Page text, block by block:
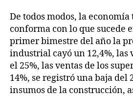
De todos modos, la economía
conforma con lo que sucede
primer bimestre del año la
industrial cayó un 12,4%, las
el 25%, las ventas de los
14%, se registró una baja del
insumos de la construcción,